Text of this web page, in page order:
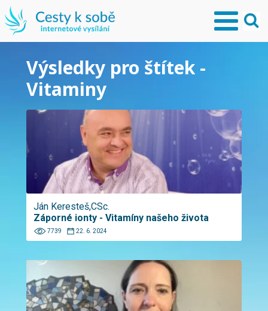
Výsledky pro štítek -
Vitaminy
Ján Keresteš,CSc.
Záporné ionty - Vitamíny našeho života
7739 22. 6. 2024